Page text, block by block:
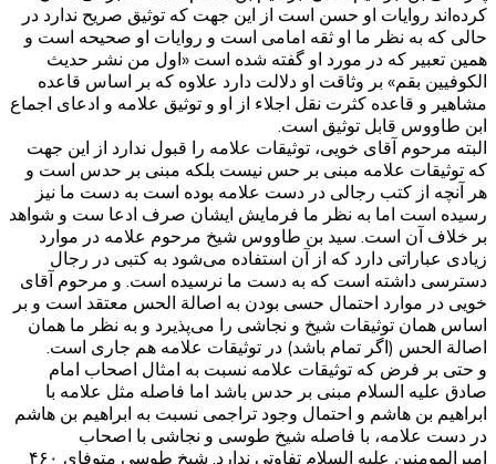
کرده‌اند روایات او حسن است از این جهت که توثیق صریح ندارد در
حالی که به نظر ما او ثقه امامی است و روایات او صحیحه است و
همین تعبیر که در مورد او گفته شده است «اول من نشر حدیث
الکوفیین بقم» بر وثاقت او دلالت دارد علاوه که بر اساس قاعده
مشاهیر و قاعده کثرت نقل اجلاء از او و توثیق علامه و ادعای اجماع
ابن طاووس قابل توثیق است.
البته مرحوم آقای خویی، توثیقات علامه را قبول ندارد از این جهت
که توثیقات علامه مبنی بر حس نیست بلکه مبنی بر حدس است و
هر آنچه از کتب رجالی در دست علامه بوده است به دست ما نیز
رسیده است اما به نظر ما فرمایش ایشان صرف ادعا ست و شواهد
بر خلاف آن است. سید بن طاووس شیخ مرحوم علامه در موارد
زیادی عباراتی دارد که از آن استفاده می‌شود به کتبی در رجال
دسترسی داشته است که به دست ما نرسیده است. و مرحوم آقای
خویی در موارد احتمال حسی بودن به اصالة الحس معتقد است و بر
اساس همان توثیقات شیخ و نجاشی را می‌پذیرد و به نظر ما همان
اصالة الحس (اگر تمام باشد) در توثیقات علامه هم جاری است.
و حتی بر فرض که توثیقات علامه نسبت به امثال اصحاب امام
صادق علیه السلام مبنی بر حدس باشد اما فاصله مثل علامه با
ابراهیم بن هاشم و احتمال وجود تراجمی نسبت به ابراهیم بن هاشم
در دست علامه، با فاصله شیخ طوسی و نجاشی با اصحاب
امیرالمومنین علیه السلام تفاوتی ندارد. شیخ طوسی متوفای ۴۶۰